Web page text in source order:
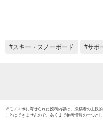
スキー・スノーボード サポ
※モノスポに寄せられた投稿内容は、投稿者の主観
ことはできませんので、あくまで参考情報の一つとし